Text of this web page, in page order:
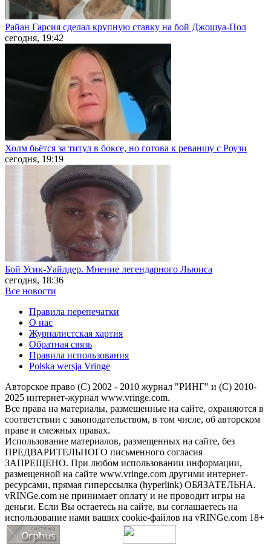
Райан Гарсия сделал крупную ставку на бой Джошуа-Пол
сегодня, 19:42
Холм бьётся за титул в боксе, но готова к реваншу с Роузи
сегодня, 19:19
Бой Усик-Уайлдер. Мнение легендарного Льюиса
сегодня, 18:36
Все новости
Правила перепечатки
О нас
Журналистская хартия
Обратная связь
Правила использования
Polska wersja Vringe
Авторское право (С) 2002 - 2010 журнал "РИНГ" и (С) 2010-
2025 интернет-журнал www.vringe.com.
Все права на материалы, размещенные на сайте, охраняются в
соответствии с законодательством, в том числе, об авторском
праве и смежных правах.
Использование материалов, размещенных на сайте, без
ПРЕДВАРИТЕЛЬНОГО письменного согласия
ЗАПРЕЩЕНО. При любом использовании информации,
размещенной на сайте www.vringe.com другими интернет-
ресурсами, прямая гиперссылка (hyperlink) ОБЯЗАТЕЛЬНА.
vRINGe.com не принимает оплату и не проводит игры на
деньги. Если Вы остаетесь на сайте, вы соглашаетесь на
использование нами ваших cookie-файлов на vRINGe.com 18+